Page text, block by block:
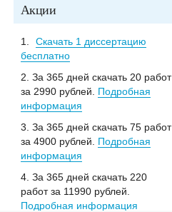
Акции
1.
Скачать 1 диссертацию
бесплатно
2. За 365 дней скачать 20 работ
за 2990 рублей. Подробная
информация
3. За 365 дней скачать 75 работ
за 4900 рублей. Подробная
информация
4. За 365 дней скачать 220
работ за 11990 рублей.
Подробная информация